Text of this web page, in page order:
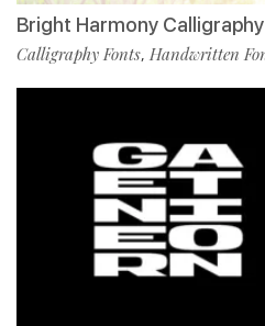
Bright Harmony
Calligraphy Fonts, Handwritten